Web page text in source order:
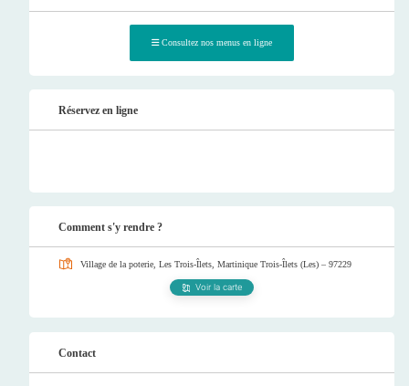
Consultez nos menus en ligne
Réservez en ligne
Comment s'y rendre ?
Village de la poterie, Les Trois-Îlets, Martinique Trois-Îlets (Les) – 97229
Voir la carte
Contact